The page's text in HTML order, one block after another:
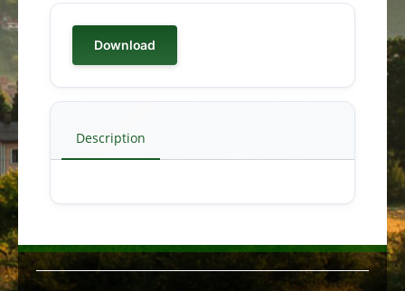
Download
Description